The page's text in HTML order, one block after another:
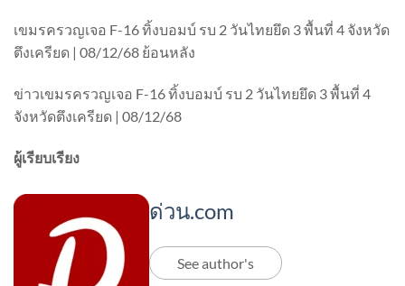
เขมรครวญเจอ F-16 ทิ้งบอมบ์ รบ 2 วันไทยยึด 3 พื้นที่ 4 จังหวัด
ตึงเครียด | 08/12/68 ย้อนหลัง
ข่าวเขมรครวญเจอ F-16 ทิ้งบอมบ์ รบ 2 วันไทยยึด 3 พื้นที่ 4
จังหวัดตึงเครียด | 08/12/68
ผู้เรียบเรียง
ด่วน.com
See author's